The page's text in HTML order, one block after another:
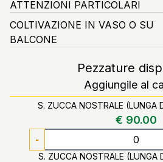
ATTENZIONI PARTICOLARI
COLTIVAZIONE IN VASO O SU
BALCONE
Pezzature
Aggiungile al
S. ZUCCA NOSTRALE (LUNGA
€ 90.00
-
S. ZUCCA NOSTRALE (LUNGA